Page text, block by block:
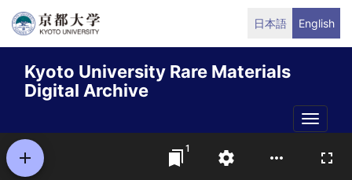
Skip
content
日本語 English
Kyoto University Rare Materials
Digital Archive
Toggle